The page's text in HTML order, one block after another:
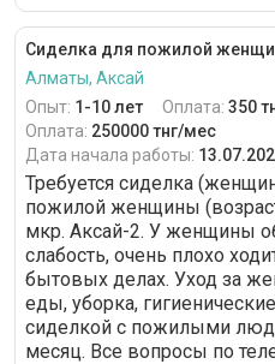
Сиделка для пожилой
Алматы, Аксай
Опыт: 1-10 лет Оплата: 350
Оплата: 250000 тнг/мес
Дата начала работы:
Требуется сиделка
пожилой женщины
мкр. Аксай-2. У женщины
слабость, очень плохо
бытовых делах. Уход за
еды, уборка,
сиделкой с пожилыми
месяц. Все вопросы по